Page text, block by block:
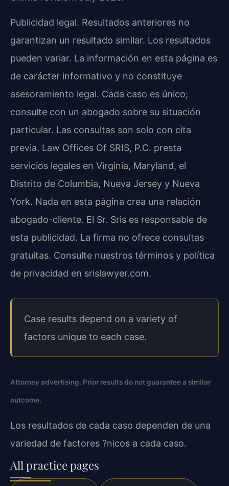
Publicidad legal. Resultados anteriores no
garantizan un resultado similar. Los resultados
pueden variar. La información en esta página es
de carácter informativo y no constituye
asesoramiento legal. Cada caso es único;
consulte con un abogado sobre su situación
particular. Las consultas son solo con cita
previa. Law Offices Of SRIS, P.C. presta
servicios legales en Virginia, Maryland, el
Distrito de Columbia, Nueva Jersey y Nueva
York. Nada en esta página crea una relación
abogado-cliente. El Sr. Sris es responsable de
esta publicidad. La firma no ofrece consultas
gratuitas. Consulte nuestros términos y política
de privacidad en srislawyer.com.
Case results depend on a variety of
factors unique to each case.
Attorney advertising. Prior results do not guarantee a similar
outcome.
Los resultados de cada caso dependen de una
variedad de factores ?nicos a cada caso.
All practice pages